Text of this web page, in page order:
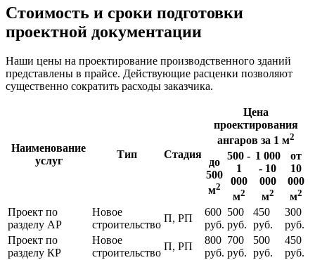
Стоимость и сроки подготовки
проектной документации
Наши цены на проектирование производственного зданий
представлены в прайсе. Действующие расценки позволяют
существенно сократить расходы заказчика.
Наименование
услуг
Тип Стадия
Цена
проектирования
ангаров за 1 м2
до
500
м2
500 -
1
000
м2
1 000
- 10
000
м2
от
10
000
м2
Проект по
разделу АР
Новое
строительство
П, РП
600
руб.
500
руб.
450
руб.
300
руб.
Проект по
разделу КР
Новое
строительство
П, РП
800
руб.
700
руб.
500
руб.
450
руб.